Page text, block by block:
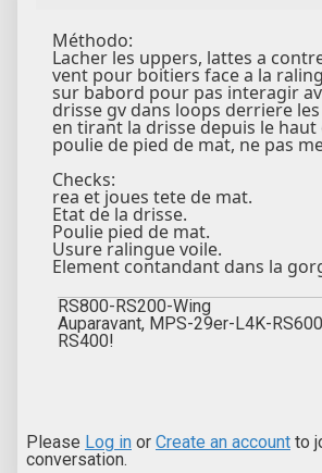
Méthodo:
Lacher les uppers, lattes a
vent pour boitiers face a la
sur babord pour pas interagir
drisse gv dans loops derriere
en tirant la drisse depuis le
poulie de pied de mat, ne pas
Checks:
rea et joues tete de mat.
Etat de la drisse.
Poulie pied de mat.
Usure ralingue voile.
Element contandant dans la
RS800-RS200-Wing
Auparavant, MPS-29er-L4K-
RS400!
Please Log in or Create an account to
conversation.